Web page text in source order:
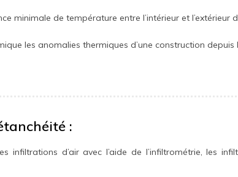
minimale de température entre l’intérieur et l’extérieur
les anomalies thermiques d’une construction depuis
:
infiltrations d’air avec l’aide de l’infiltrométrie, les